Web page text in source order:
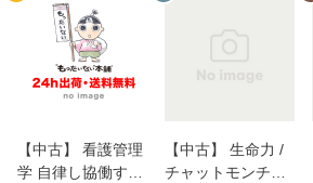
【中古】 看護管理
学 自律し協働する
【中古】 生命力 /
チャットモンチー /